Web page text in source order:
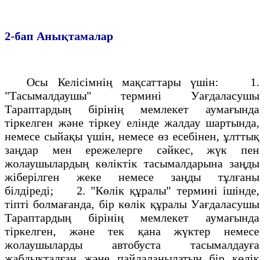
2-бап Анықтамалар
Осы Келiсiмнiң мақсаттары үшiн: 1.
"Тасымалдаушы" терминi Уағдаласушы
Тараптардың бiрiнiң мемлекет аумағында
тiркелген және тiркеу елiнде жалдау шартында,
немесе сыйақы үшiн, немесе өз есебiнен, ұлттық
заңдар мен ережелерге сәйкес, жүк пен
жолаушылардың көлiктiк тасымалдарына заңды
жiберiлген жеке немесе заңды тұлғаны
бiлдiредi; 2. "Көлiк құралы" терминi iшiнде,
тiптi болмағанда, бiр көлiк құралы Уағдаласушы
Тараптардың бiрiнiң мемлекет аумағында
тiркелген, және тек қана жүктер немесе
жолаушыларды автобуста тасымалдауға